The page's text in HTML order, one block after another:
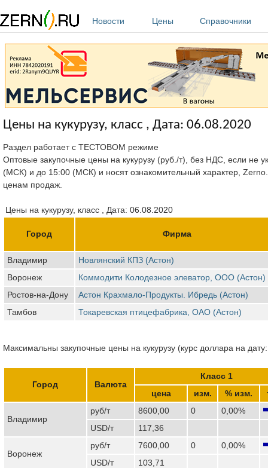
Новости
Цены Справочники
Цены на кукурузу, класс , Дата: 06.08.2020
Раздел работает с ТЕСТОВОМ режиме
Оптовые закупочные цены на кукурузу (руб./т), без НДС, если не
(МСК) и до 15:00 (МСК) и носят ознакомительный характер,
ценам продаж.
Цены на кукурузу, класс , Дата: 06.08.2020
Город Фирма
Владимир
Новлянский КПЗ (Астон)
Воронеж
Коммодити Колодезное элеватор, ООО (Астон)
Ростов-на-Дону
Астон Крахмало-Продукты. Ибредь (Астон)
Тамбов
Токаревская птицефабрика, ОАО (Астон)
Максимальны закупочные цены на кукурузу (курс доллара на
Город Валюта
Класс 1
цена
изм. % изм.
Владимир
руб/т 8600,00 0
0,00%
USD/т
117,36
Воронеж
руб/т 7600,00 0
0,00%
USD/т
103,71